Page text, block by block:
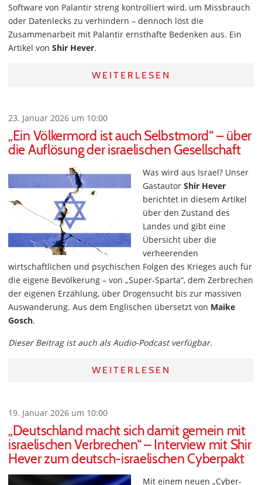
Software von Palantir streng kontrolliert wird, um Missbrauch
oder Datenlecks zu verhindern – dennoch löst die
Zusammenarbeit mit Palantir ernsthafte Bedenken aus. Ein
Artikel von Shir Hever.
WEITERLESEN
23. Januar 2026 um 10:00
„Ein Völkermord ist auch Selbstmord“ – über
die Auflösung der israelischen Gesellschaft
Was wird aus Israel? Unser
Gastautor Shir Hever
berichtet in diesem Artikel
über den Zustand des
Landes und gibt eine
Übersicht über die
verheerenden
wirtschaftlichen und psychischen Folgen des Krieges auch für
die eigene Bevölkerung – von „Super-Sparta“, dem Zerbrechen
der eigenen Erzählung, über Drogensucht bis zur massiven
Auswanderung. Aus dem Englischen übersetzt von Maike
Gosch.
Dieser Beitrag ist auch als Audio-Podcast verfügbar.
WEITERLESEN
19. Januar 2026 um 10:00
„Deutschland macht sich damit gemein mit
israelischen Verbrechen“ – Interview mit Shir
Hever zum deutsch-israelischen Cyberpakt
Mit einem neuen „Cyber-